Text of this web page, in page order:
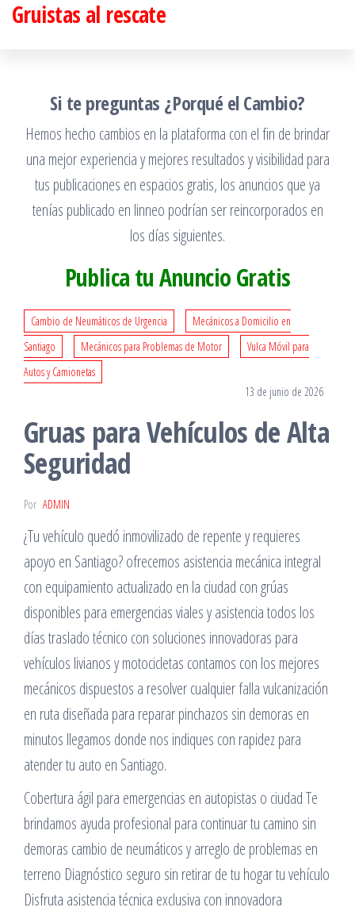
SaltarGruistas al rescate
Si te preguntas ¿Porqué el Cambio?
Hemos hecho cambios en la plataforma con el fin de brindar
una mejor experiencia y mejores resultados y visibilidad para
tus publicaciones en espacios gratis, los anuncios que ya
tenías publicado en linneo podrían ser reincorporados en
los días siguientes.
Publica tu Anuncio Gratis
Cambio de Neumáticos de Urgencia
Mecánicos a Domicilio en
Santiago
Mecánicos para Problemas de Motor
Vulca Móvil para
Autos y Camionetas
13 de junio de 2026
Gruas para Vehículos de Alta
Seguridad
Por ADMIN
¿Tu vehículo quedó inmovilizado de repente y requieres
apoyo en Santiago? ofrecemos asistencia mecánica integral
con equipamiento actualizado en la ciudad con grúas
disponibles para emergencias viales y asistencia todos los
días traslado técnico con soluciones innovadoras para
vehículos livianos y motocicletas contamos con los mejores
mecánicos dispuestos a resolver cualquier falla vulcanización
en ruta diseñada para reparar pinchazos sin demoras en
minutos llegamos donde nos indiques con rapidez para
atender tu auto en Santiago.
Cobertura ágil para emergencias en autopistas o ciudad Te
brindamos ayuda profesional para continuar tu camino sin
demoras cambio de neumáticos y arreglo de problemas en
terreno Diagnóstico seguro sin retirar de tu hogar tu vehículo
Disfruta asistencia técnica exclusiva con innovadora